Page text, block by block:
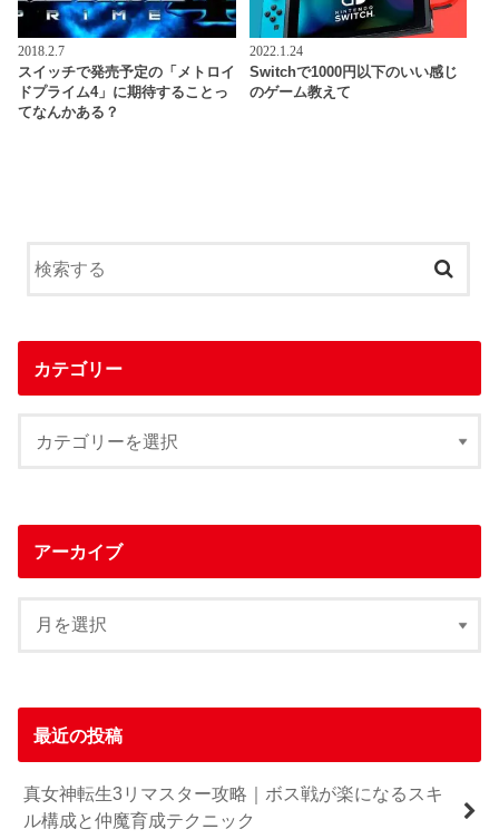
2018.2.7
スイッチで発売予定の「メトロイ
ドプライム4」に期待することっ
てなんかある？
2022.1.24
Switchで1000円以下のいい感じ
のゲーム教えて
カテゴリー
アーカイブ
最近の投稿
真女神転生3リマスター攻略｜ボス戦が楽になるスキ
ル構成と仲魔育成テクニック